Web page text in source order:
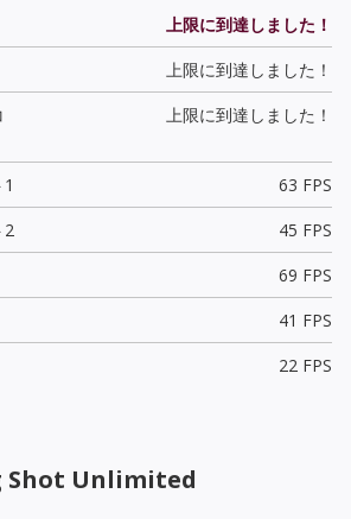
上限に到達しました！
上限に到達しました！
上限に到達しました！
63 FPS
2
45 FPS
69 FPS
41 FPS
22 FPS
Shot Unlimited